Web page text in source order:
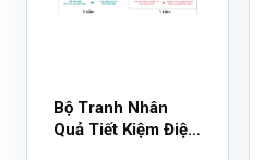
Bộ Tranh Nhân
Quả Tiết Kiệm Điện